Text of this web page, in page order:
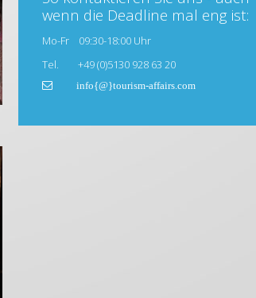
wenn die Deadline mal eng ist:
Mo-Fr 09:30-18:00 Uhr
Tel. +49 (0)5130 928 63 20
info{@}tourism-affairs.com